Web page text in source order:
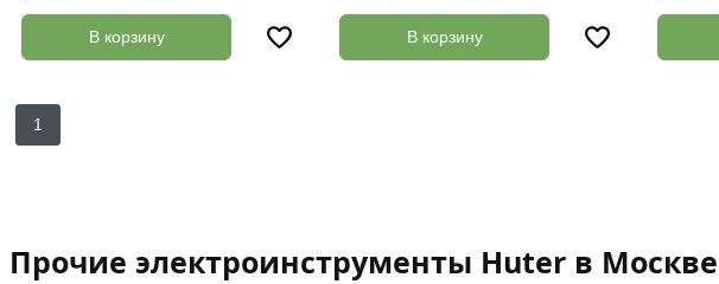
В корзину В корзину
1
Прочие электроинструменты Huter в